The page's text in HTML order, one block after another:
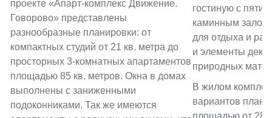
проекте «Апарт-комплекс Движение.
Говорово» представлены
разнообразные планировки: от
компактных студий от 21 кв. метра до
просторных 3-комнатных апартаментов
площадью 85 кв. метров. Окна в домах
выполнены с заниженными
подоконниками. Так же имеются
гостиную с
каминным
для отдыха и
и элементы
природных
В жилом
вариантов
площадью от 28